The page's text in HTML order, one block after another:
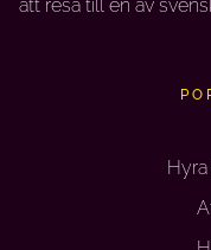
att resa till en av